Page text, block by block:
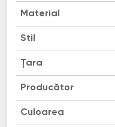
Material
Stil
Țara
Producător
Culoarea